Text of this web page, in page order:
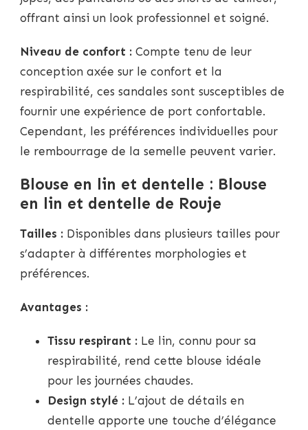
offrant ainsi un look professionnel et soigné.
Niveau de confort : Compte tenu de leur
conception axée sur le confort et la
respirabilité, ces sandales sont susceptibles de
fournir une expérience de port confortable.
Cependant, les préférences individuelles pour
le rembourrage de la semelle peuvent varier.
Blouse en lin et dentelle : Blouse
en lin et dentelle de Rouje
Tailles : Disponibles dans plusieurs tailles pour
s’adapter à différentes morphologies et
préférences.
Avantages :
Tissu respirant : Le lin, connu pour sa
respirabilité, rend cette blouse idéale
pour les journées chaudes.
Design stylé : L’ajout de détails en
dentelle apporte une touche d’élégance